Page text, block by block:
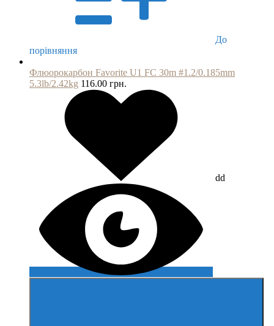
До
порівняння
Флюорокарбон Favorite U1 FC 30m #1.2/0.185mm
5.3lb/2.42kg 116.00 грн.
dd